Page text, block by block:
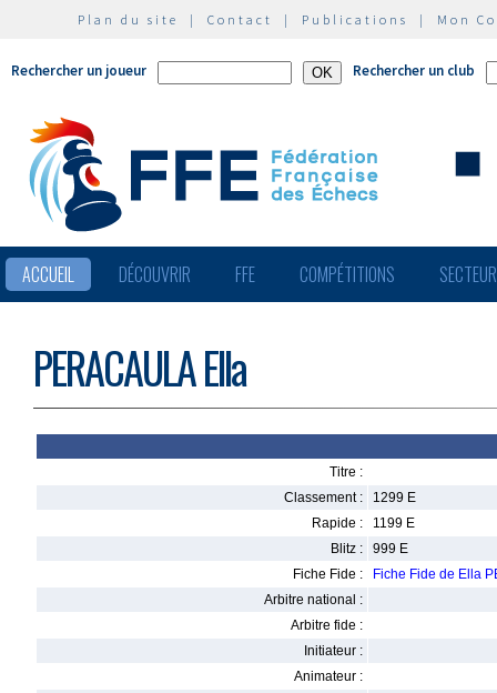
Plan du site | Contact | Publications | Mon
Rechercher un joueur Rechercher un club
ACCUEIL DÉCOUVRIR FFE COMPÉTITIONS
PERACAULA Ella
Titre :
Classement :
1299 E
Rapide :
1199 E
Blitz :
999 E
Fiche Fide :
Fiche Fide de Ella
Arbitre national :
Arbitre fide :
Initiateur :
Animateur :